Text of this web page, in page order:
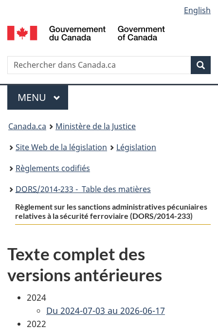
au
contenu
propos
de
la
HTML
simplifiée
selection
English
Recherche
Menu
MENU PRINCIPAL
You
are
here:
Canada.ca
Ministère de la Justice
Site Web de la législation
Législation
Règlements codifiés
DORS/2014-233 - Table des matières
Règlement sur les sanctions administratives pécuniaires
relatives à la sécurité ferroviaire (DORS/2014-233)
Texte complet des
versions antérieures
2024
Du 2024-07-03 au 2026-06-17
2022